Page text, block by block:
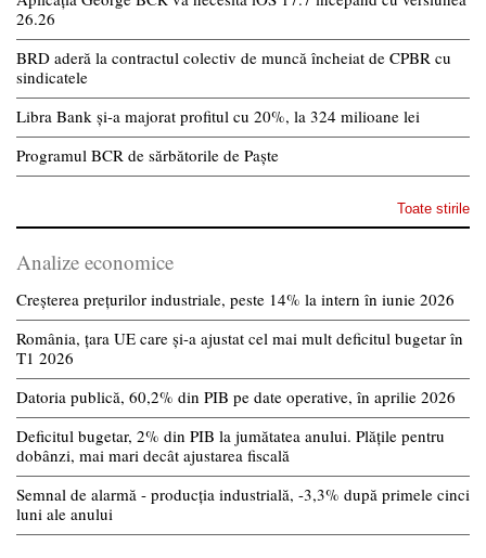
26.26
BRD aderă la contractul colectiv de muncă încheiat de CPBR cu
sindicatele
Libra Bank și-a majorat profitul cu 20%, la 324 milioane lei
Programul BCR de sărbătorile de Paște
Toate stirile
Analize economice
Creșterea prețurilor industriale, peste 14% la intern în iunie 2026
România, țara UE care și-a ajustat cel mai mult deficitul bugetar în
T1 2026
Datoria publică, 60,2% din PIB pe date operative, în aprilie 2026
Deficitul bugetar, 2% din PIB la jumătatea anului. Plățile pentru
dobânzi, mai mari decât ajustarea fiscală
Semnal de alarmă - producția industrială, -3,3% după primele cinci
luni ale anului